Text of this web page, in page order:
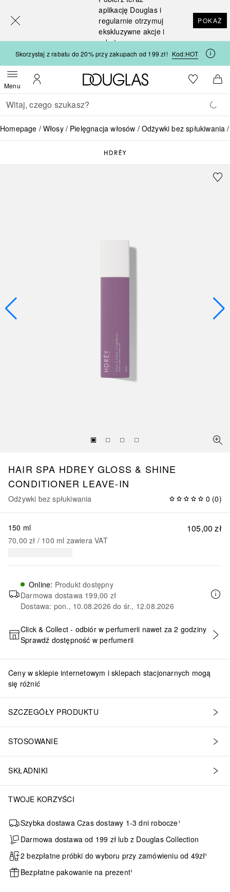
aplikację Douglas i
regularnie otrzymuj
ekskluzywne akcje i
rabaty
POKAŻ
Skorzystaj z rabatu do 20% przy zakupach od 199 zł! Kod:HOT
MenuOtwórz menuMoje konto
Strona główna Douglas
Do listyDo
Wracać
Wykonaj wyszukiwanie
Homepage Włosy Pielęgnacja włosów Odżywki bez spłukiwania
HAIR SPA HDREY GLOSS & SHINE
CONDITIONER LEAVE-IN
Odżywki bez spłukiwania 0 (0)
105,00 zł
150 ml
70,00 zł / 100 ml zawiera VAT
Online: Produkt dostępny
Darmowa dostawa 199,00 zł
Dostawa: pon., 10.08.2026 do śr., 12.08.2026
DODAJ DO KOSZYKA
Click & Collect - odbiór w perfumerii nawet za 2 godziny
Sprawdź dostępność w perfumerii
Ceny w sklepie internetowym i sklepach stacjonarnych mogą
się różnić
SZCZEGÓŁY PRODUKTU
STOSOWANIE
SKŁADNIKI
TWOJE KORZYŚCI
Szybka dostawa Czas dostawy 1-3 dni robocze¹
Darmowa dostawa od 199 zł lub z Douglas Collection
2 bezpłatne próbki do wyboru przy zamówieniu od 49zł¹
Bezpłatne pakowanie na prezent¹
[navigation.slideout.screenreader]